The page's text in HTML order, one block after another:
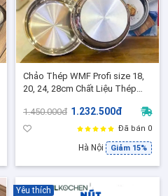
Chảo Thép WMF Profi size 18,
20, 24, 28cm Chất Liệu Thép
Cho Mọi Loại Bếp
1.450.000đ 1.232.500đ
Đã bán 0
Hà Nội Giảm 15%
Yêu thích